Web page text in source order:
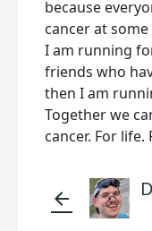
because
cancer at
I am running
friends who
then I am
Together we
cancer. For life.
arrow_back